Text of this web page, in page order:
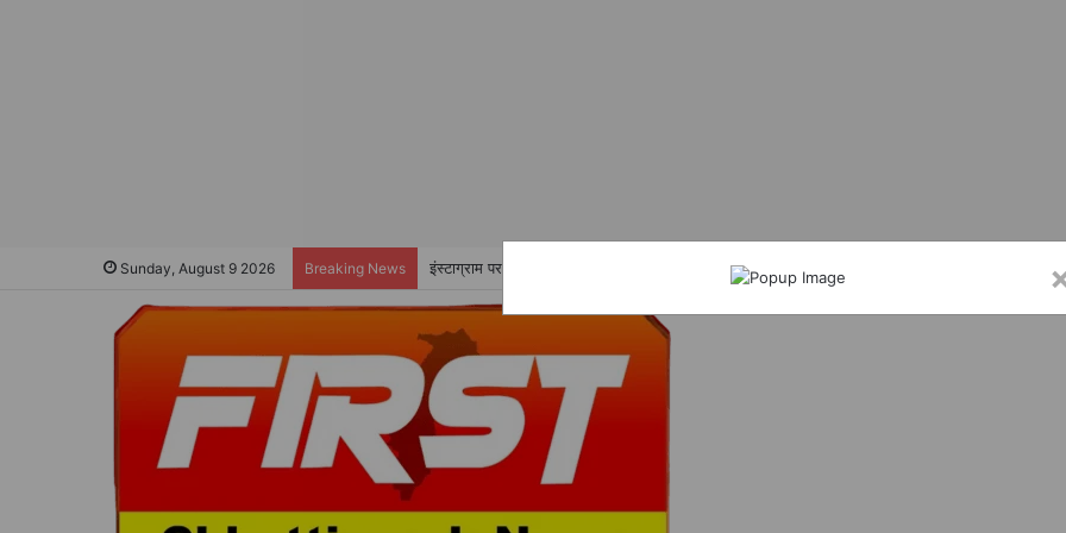
Sunday, August 9 2026 Breaking News इंस्टाग्राम पर फर्जी आईडी बनाकर नाबालिग छात्र छात्राओं के विडियो, फोटो शेयर करने वाला शातिर सोनू ओमरे